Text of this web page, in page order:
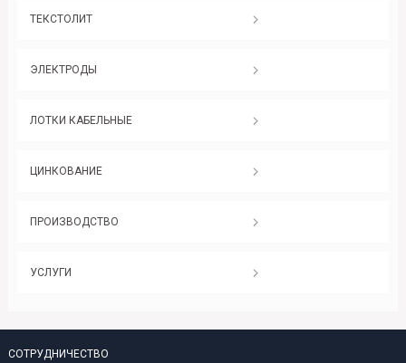
ТЕКСТОЛИТ
ЭЛЕКТРОДЫ
ЛОТКИ КАБЕЛЬНЫЕ
ЦИНКОВАНИЕ
ПРОИЗВОДСТВО
УСЛУГИ
СОТРУДНИЧЕСТВО